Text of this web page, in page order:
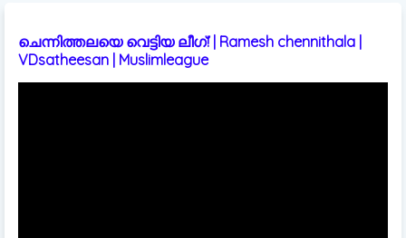
ചെന്നിത്തലയെ വെട്ടിയ ലീഗ്! | Ramesh chennithala |
VDsatheesan | Muslimleague